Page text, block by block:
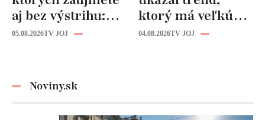
aj bez výstrihu:
Ich čaro je v tomto
05.08.2026TV JOJ
ktorý má veľkú
budúcnosť: Počuli
04.08.2026TV JOJ
Noviny.sk